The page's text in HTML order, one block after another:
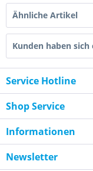
Ähnliche Artikel
Kunden haben sich
Service Hotline
Shop Service
Informationen
Newsletter